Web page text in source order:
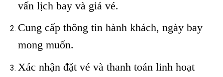
vấn lịch bay và giá vé.
Cung cấp thông tin hành khách, ngày bay
mong muốn.
Xác nhận đặt vé và thanh toán linh hoạt